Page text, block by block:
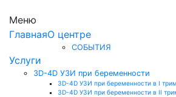
Меню
ГлавнаяО центре
СОБЫТИЯ
Услуги
3D-4D УЗИ при беременности
3D-4D УЗИ при беременности в I
3D-4D УЗИ при беременности в II